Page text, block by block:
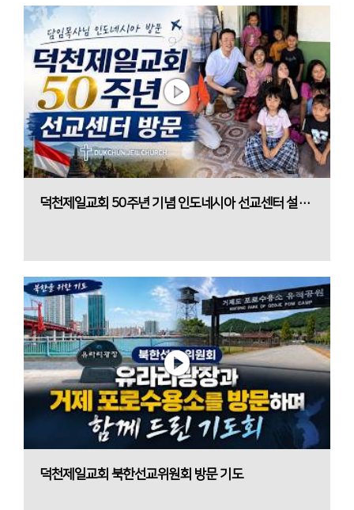
덕천제일교회 50주년 기념 인도네시아 선교센터 설립 기념 영상
덕천제일교회 북한선교위원회 방문 기도